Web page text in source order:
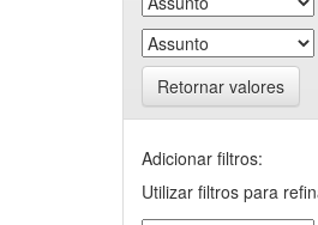
Retornar valores
Adicionar filtros:
Utilizar filtros para